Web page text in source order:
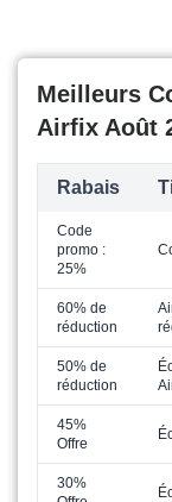
Meilleurs
Airfix Août
Rabais
Code
promo :
25%
60% de
réduction
50% de
réduction
45%
Offre
30%